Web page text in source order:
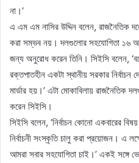
না।’
এ এম এম নাসির উদ্দিন বলেন, রাজনৈতিক
করা সম্ভব নয়। দলগুলোর সহযোগিতা ১৬
জন্য অনুরোধ করেন তিনি। সিইসি বলেন,
রক্তপাতহীন একটা স্থানীয় সরকার
মার্ডার হয়।’ এটা মোকাবিলায় রাজনৈতিক
করেন সিইসি।
সিইসি বলেন, ‘নির্বাচন কোনো একবারের
নির্বাচনী সংস্কৃতি চালু করা প্রয়োজন। এ
আমরা সবার সহযোগিতা চাই।’ একই সঙ্গে